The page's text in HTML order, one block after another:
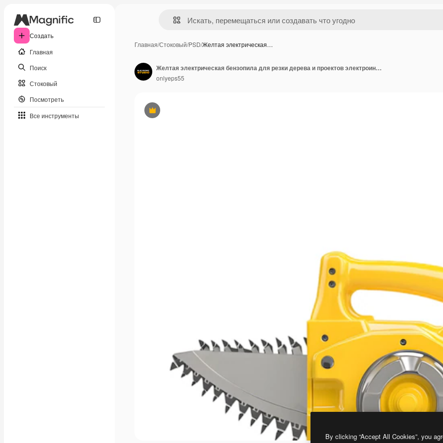
Создать
Главная
Поиск
Стоковый
Посмотреть
Все инструменты
Главная/Стоковый/PSD/Желтая электрическая…
Премиум
Желтая электрическая бензопила для резки дерева и проектов электроинструментов DIY
onlyeps55
By clicking “Accept All Cookies”, you